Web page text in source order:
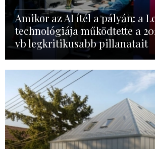
Amikor az AI ítél a pályán: a
technológiája működtette a
vb legkritikusabb pillanatait